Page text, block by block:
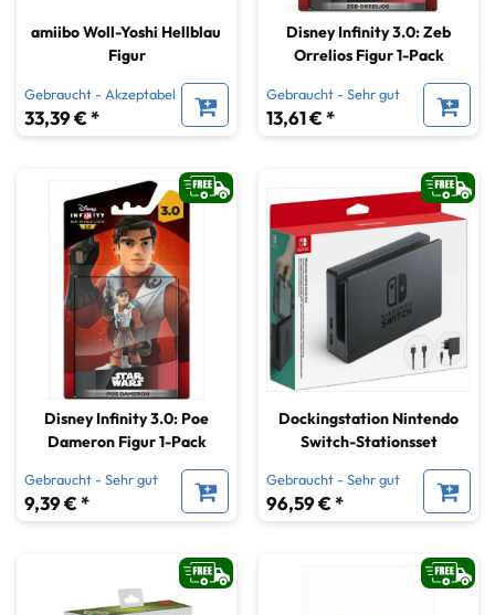
amiibo Woll-Yoshi Hellblau
Figur
Gebraucht - Akzeptabel
33,39 € *
Disney Infinity 3.0: Zeb
Orrelios Figur 1-Pack
Gebraucht - Sehr gut
13,61 € *
Disney Infinity 3.0: Poe
Dameron Figur 1-Pack
Gebraucht - Sehr gut
9,39 € *
Dockingstation Nintendo
Switch-Stationsset
Gebraucht - Sehr gut
96,59 € *